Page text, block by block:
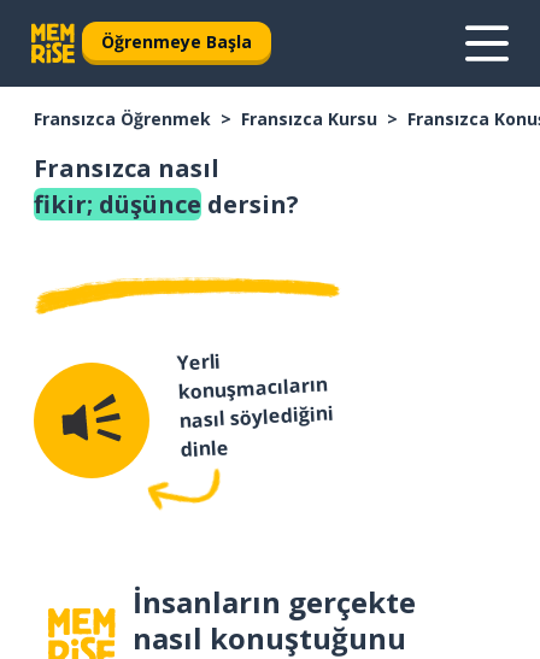
Öğrenmeye Başla
Fransızca Öğrenmek Fransızca Kursu Fransızca
Fransızca nasıl
fikir; düşünce dersin?
Yerli
konuşmacıların
nasıl söylediğini
dinle
İnsanların gerçekte
nasıl konuştuğunu